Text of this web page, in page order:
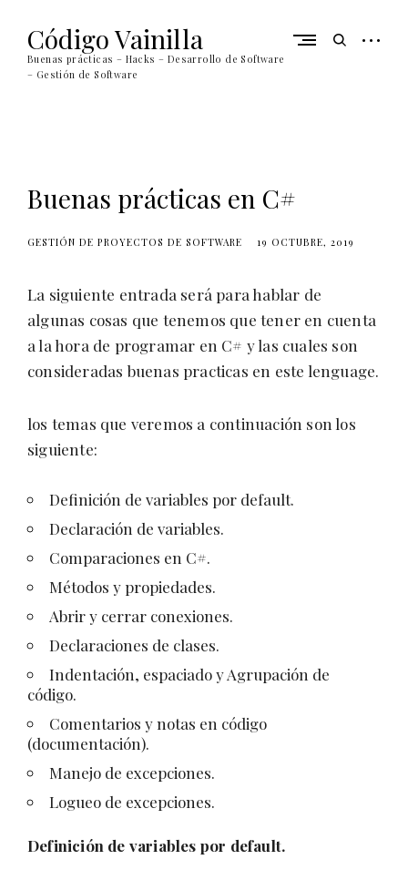
contentCódigo Vainilla
Buenas prácticas – Hacks – Desarrollo de Software
– Gestión de Software
openopen
Buenas prácticas en C#
GESTIÓN DE PROYECTOS DE SOFTWARE 19 OCTUBRE, 2019
La siguiente entrada será para hablar de
algunas cosas que tenemos que tener en cuenta
a la hora de programar en C# y las cuales son
consideradas buenas practicas en este lenguage.
los temas que veremos a continuación son los
siguiente:
Definición de variables por default.
Declaración de variables.
Comparaciones en C#.
Métodos y propiedades.
Abrir y cerrar conexiones.
Declaraciones de clases.
Indentación, espaciado y Agrupación de
código.
Comentarios y notas en código
(documentación).
Manejo de excepciones.
Logueo de excepciones.
Definición de variables por default.